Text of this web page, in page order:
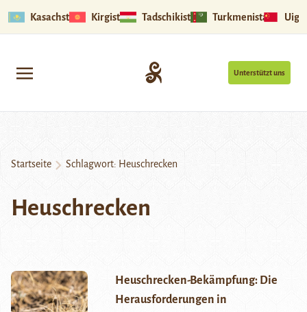
Kasachstan Kirgistan Tadschikistan Turkmenistan
Unterstützt uns
Startseite Schlagwort: Heuschrecken
Heuschrecken
Heuschrecken-Bekämpfung: Die
Herausforderungen in